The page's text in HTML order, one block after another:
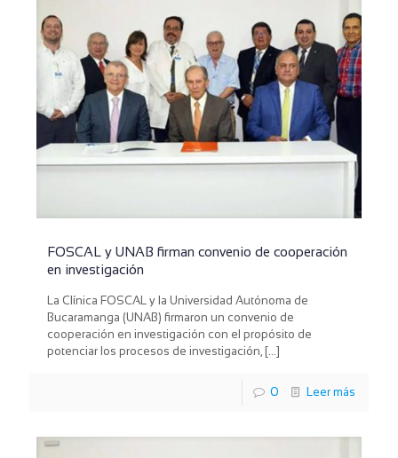
FOSCAL y UNAB firman convenio de cooperación
en investigación
La Clínica FOSCAL y la Universidad Autónoma de
Bucaramanga (UNAB) firmaron un convenio de
cooperación en investigación con el propósito de
potenciar los procesos de investigación, […]
0 Leer más